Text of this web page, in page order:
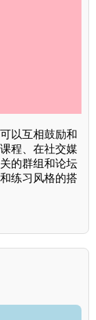
以互相鼓励和
程、在社交媒
的群组和论坛
练习风格的搭